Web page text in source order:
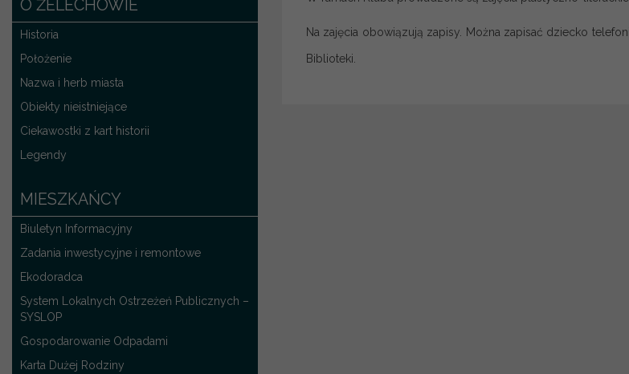
O ŻELECHOWIE
Historia
Położenie
Nazwa i herb miasta
Obiekty nieistniejące
Ciekawostki z kart historii
Legendy
MIESZKAŃCY
Biuletyn Informacyjny
Zadania inwestycyjne i remontowe
Ekodoradca
System Lokalnych Ostrzeżeń Publicznych –
SYSLOP
Gospodarowanie Odpadami
Karta Dużej Rodziny
Na zajęcia obowiązują zapisy. Można zapisać dziecko
Biblioteki.